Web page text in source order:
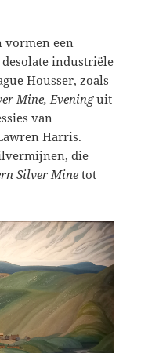
vormen een
industriële
Housser, zoals
Mine, Eveninguit
van
Harris.
die
Silver Minetot